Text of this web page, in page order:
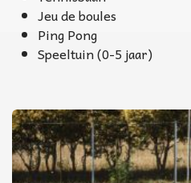
Jeu de boules
Ping Pong
Speeltuin (0-5 jaar)